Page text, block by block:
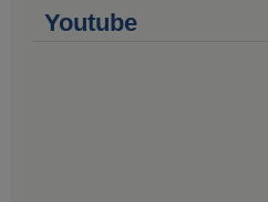
Youtube